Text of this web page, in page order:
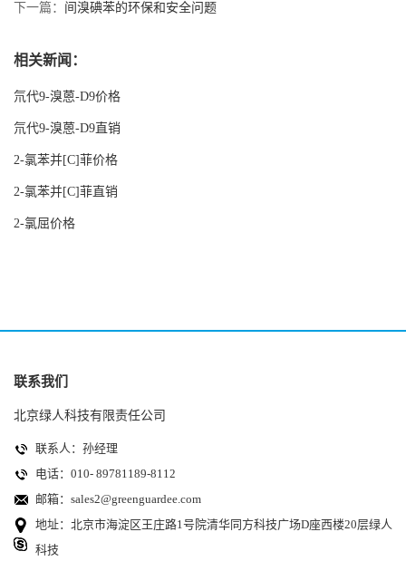
下一篇： 间溴碘苯的环保和安全问题
相关新闻：
氘代9-溴蒽-D9价格
氘代9-溴蒽-D9直销
2-氯苯并[C]菲价格
2-氯苯并[C]菲直销
2-氯屈价格
联系我们
北京绿人科技有限责任公司
联系人：孙经理
电话：010- 89781189-8112
邮箱： sales2@greenguardee.com
地址：北京市海淀区王庄路1号院清华同方科技广场D座西楼20层绿人
科技